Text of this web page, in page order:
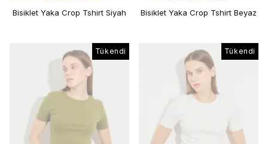
Bisiklet Yaka Crop Tshirt Siyah Bisiklet Yaka Crop Tshirt Beyaz
Tükendi Tükendi